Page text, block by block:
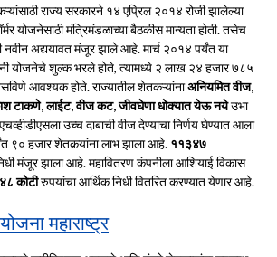
राज्य सरकारने १४ एप्रिल २०१४ रोजी झालेल्या
योजनेसाठी मंत्रिमंडळाच्या बैठकीस मान्यता होती. तसेच
अद्ययावत मंजूर झाले आहे. मार्च २०१४ पर्यंत या
योजनेचे शुल्क भरले होते, त्यामध्ये २ लाख २४ हजार ७८५
आवश्यक होते. राज्यातील शेतकऱ्यांनाअनियमित वीज,
टाकणे, लाईट, वीज कट, जीवघेणा धोक्यात येऊ नयेउभा
उच्च दाबाची वीज देण्याचा निर्णय घेण्यात आला
९० हजार शेतकर्‍यांना लाभ झाला आहे. ११३४७
मंजूर झाला आहे. महावितरण कंपनीला आशियाई विकास
कोटीरुपयांचा आर्थिक निधी वितरित करण्यात येणार आहे.
महाराष्ट्र